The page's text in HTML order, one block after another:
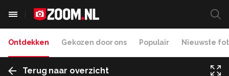
Ontdekken Gekozen door ons Populair Nieuwste
Terug naar overzicht